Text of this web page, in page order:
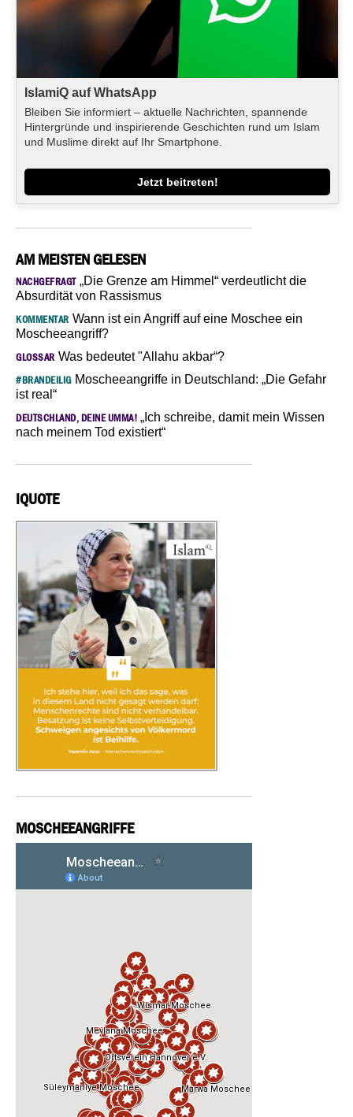
IslamiQ auf WhatsApp
Bleiben Sie informiert – aktuelle Nachrichten, spannende
Hintergründe und inspirierende Geschichten rund um Islam
und Muslime direkt auf Ihr Smartphone.
Jetzt beitreten!
AM MEISTEN GELESEN
NACHGEFRAGT„Die Grenze am Himmel“ verdeutlicht die
Absurdität von Rassismus
KOMMENTAR Wann ist ein Angriff auf eine Moschee ein
Moscheeangriff?
GLOSSAR Was bedeutet "Allahu akbar“?
#BRANDEILIGMoscheeangriffe in Deutschland: „Die Gefahr
ist real“
DEUTSCHLAND, DEINE UMMA! „Ich schreibe, damit mein Wissen
nach meinem Tod existiert“
IQUOTE
MOSCHEEANGRIFFE